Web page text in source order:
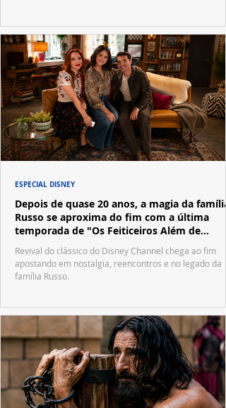
Depois de quase 20 anos, a magia da família
Russo se aproxima do fim com a última
temporada de "Os Feiticeiros Além de
Revival do clássico do Disney Channel chega ao fim
apostando em nostalgia, reencontros e no legado da
família Russo.
ESPECIAL DISNEY